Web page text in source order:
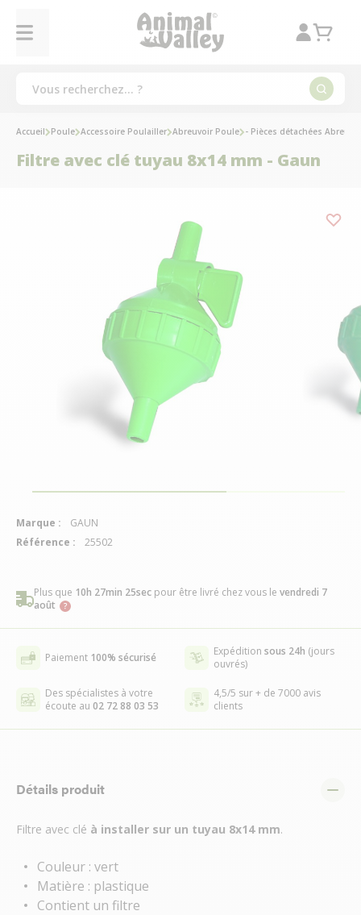
Plus que 10h 27min 25sec pour être livré chez vous le vendredi 7
août
Paiement 100% sécurisé Expédition sous 24h (jours
ouvrés)
Des spécialistes à votre
écoute au 02 72 88 03 53
4,5/5 sur + de 7000 avis
clients
Détails produit
Filtre avec clé à installer sur un tuyau 8x14 mm.
Couleur : vert
Matière : plastique
Contient un filtre
Accueil Poule Accessoire Poulailler Abreuvoir Poule - Pièces détachées
Filtre avec clé tuyau 8x14 mm - Gaun
Marque :
GAUN
Référence :
25502